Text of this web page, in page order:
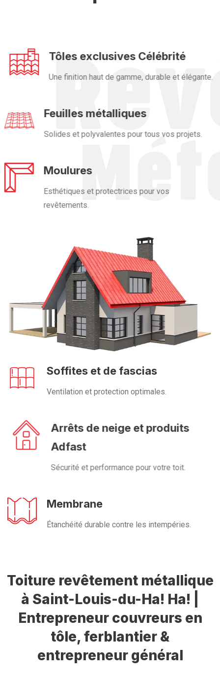
Tôles exclusives Célébrité
Une finition haut de gamme, durable et élégante.
Feuilles métalliques
Solides et polyvalentes pour tous vos projets.
Moulures
Esthétiques et protectrices pour vos
revêtements.
Soffites et de fascias
Ventilation et protection optimales.
Arrêts de neige et produits
Adfast
Sécurité et performance pour votre toit.
Membrane
Étanchéité durable contre les intempéries.
Toiture revêtement métallique
à Saint-Louis-du-Ha! Ha! |
Entrepreneur couvreurs en
tôle, ferblantier &
entrepreneur général